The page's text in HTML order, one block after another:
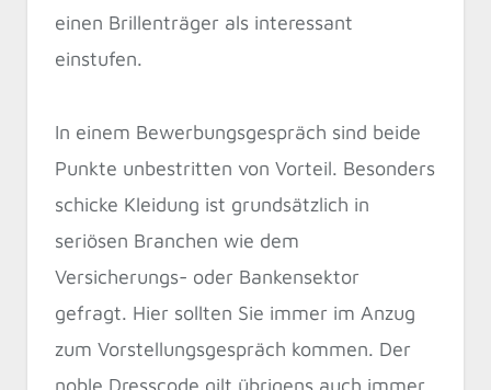
einen Brillenträger als interessant
einstufen.
In einem Bewerbungsgespräch sind beide
Punkte unbestritten von Vorteil. Besonders
schicke Kleidung ist grundsätzlich in
seriösen Branchen wie dem
Versicherungs- oder Bankensektor
gefragt. Hier sollten Sie immer im Anzug
zum Vorstellungsgespräch kommen. Der
noble Dresscode gilt übrigens auch immer